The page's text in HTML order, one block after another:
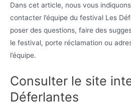
Dans cet article, nous vous
contacter l’équipe du festival Les
poser des questions, faire des
le festival, porte réclamation ou
l’équipe.
Consulter le site
Déferlantes